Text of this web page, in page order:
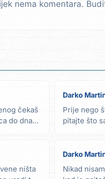
nema komentara.
čekaš
do dna
Darko
Prije nego
pitajte što
ništa
Darko
Nikad